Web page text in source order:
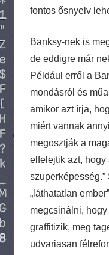
fontos ősnyelv
Banksy-nek is
de eddigre már
Például erről a
mondásról és
amikor azt írja,
miért vannak
megosztják a
elfelejtik azt, hogy
„láthatatlan
megcsinálni,
graffitizik, meg
udvariasan